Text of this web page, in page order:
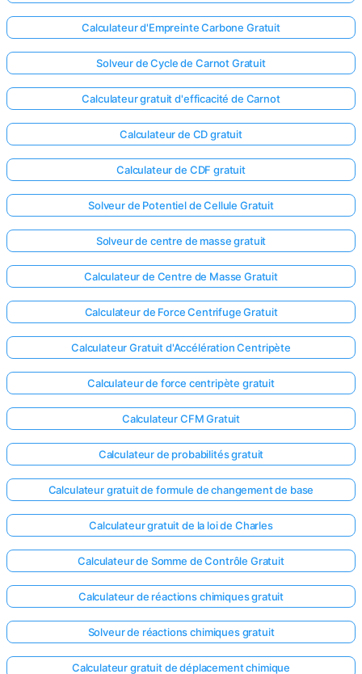
Calculateur d'Empreinte Carbone Gratuit
Solveur de Cycle de Carnot Gratuit
Calculateur gratuit d'efficacité de Carnot
Calculateur de CD gratuit
Calculateur de CDF gratuit
Solveur de Potentiel de Cellule Gratuit
Solveur de centre de masse gratuit
Calculateur de Centre de Masse Gratuit
Calculateur de Force Centrifuge Gratuit
Calculateur Gratuit d'Accélération Centripète
Calculateur de force centripète gratuit
Calculateur CFM Gratuit
Calculateur de probabilités gratuit
Calculateur gratuit de formule de changement de base
Calculateur gratuit de la loi de Charles
Calculateur de Somme de Contrôle Gratuit
Calculateur de réactions chimiques gratuit
Solveur de réactions chimiques gratuit
Calculateur gratuit de déplacement chimique